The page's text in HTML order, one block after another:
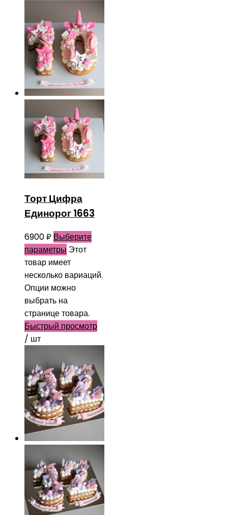
Торт Цифра
Единорог 1663
6900₽ Выберите
параметры Этот
товар имеет
несколько вариаций.
Опции можно
выбрать на
странице товара.
Быстрый просмотр
/ шт